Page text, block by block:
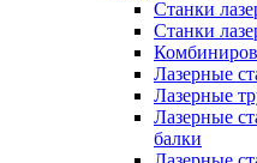
Станки
Станки
Лазерные
Лазерные
Лазерные
балки